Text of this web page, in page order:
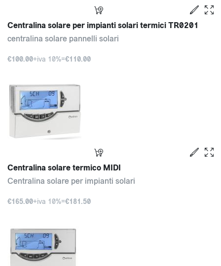
Centralina solare per impianti solari termici TR0201
centralina solare pannelli solari
€100.00+iva 10%=€110.00
Centralina solare termico MIDI
Centralina solare per impianti solari
€165.00+iva 10%=€181.50